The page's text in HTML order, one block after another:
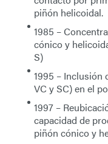
piñón helicoidal.
1985 –
cónico y
S)
1995 – Inclusión
VC y SC) en el
1997 –
capacidad de
piñón cónico y